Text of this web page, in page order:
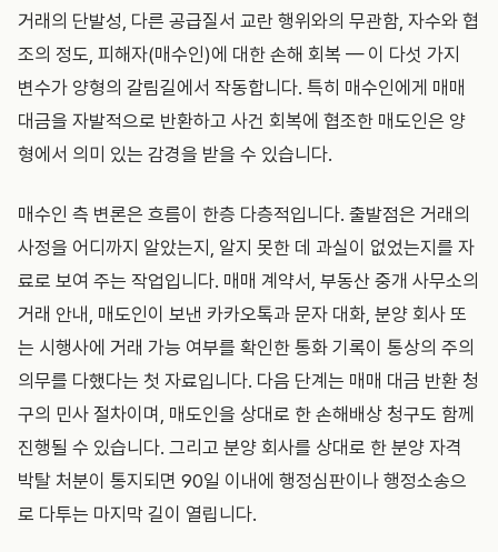
거래의 단발성, 다른 공급질서 교란 행위와의 무관함, 자수와 협
조의 정도, 피해자(매수인)에 대한 손해 회복 — 이 다섯 가지
변수가 양형의 갈림길에서 작동합니다. 특히 매수인에게 매매
대금을 자발적으로 반환하고 사건 회복에 협조한 매도인은 양
형에서 의미 있는 감경을 받을 수 있습니다.
매수인 측 변론은 흐름이 한층 다층적입니다. 출발점은 거래의
사정을 어디까지 알았는지, 알지 못한 데 과실이 없었는지를 자
료로 보여 주는 작업입니다. 매매 계약서, 부동산 중개 사무소의
거래 안내, 매도인이 보낸 카카오톡과 문자 대화, 분양 회사 또
는 시행사에 거래 가능 여부를 확인한 통화 기록이 통상의 주의
의무를 다했다는 첫 자료입니다. 다음 단계는 매매 대금 반환 청
구의 민사 절차이며, 매도인을 상대로 한 손해배상 청구도 함께
진행될 수 있습니다. 그리고 분양 회사를 상대로 한 분양 자격
박탈 처분이 통지되면 90일 이내에 행정심판이나 행정소송으
로 다투는 마지막 길이 열립니다.